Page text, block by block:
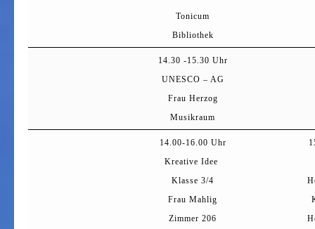
Tonicum
Bibliothek
14.30 -15.30 Uhr
UNESCO – AG
Frau Herzog
Musikraum
14.00-16.00 Uhr
Kreative Idee
Klasse 3/4
Frau Mahlig
Zimmer 206